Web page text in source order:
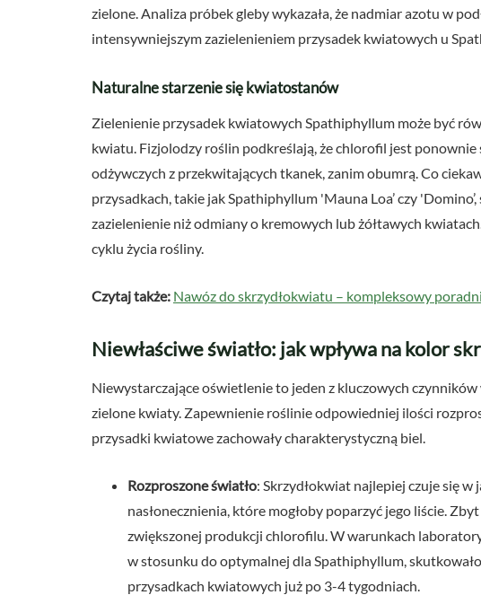
zielone. Analiza próbek gleby wykazała, że nadmiar azotu w
intensywniejszym zazielenieniem przysadek kwiatowych u
Naturalne starzenie się kwiatostanów
Zielenienie przysadek kwiatowych Spathiphyllum może być
kwiatu. Fizjolodzy roślin podkreślają, że chlorofil jest
odżywczych z przekwitających tkanek, zanim obumrą. Co
przysadkach, takie jak Spathiphyllum 'Mauna Loa’ czy
zazielenienie niż odmiany o kremowych lub żółtawych
cyklu życia rośliny.
Czytaj także: Nawóz do skrzydłokwiatu – kompleksowy
Niewłaściwe światło: jak wpływa na kolor
Niewystarczające oświetlenie to jeden z kluczowych
zielone kwiaty. Zapewnienie roślinie odpowiedniej ilości
przysadki kwiatowe zachowały charakterystyczną biel.
Rozproszone światło: Skrzydłokwiat najlepiej czuje się w
nasłonecznienia, które mogłoby poparzyć jego liście.
zwiększonej produkcji chlorofilu. W warunkach
w stosunku do optymalnej dla Spathiphyllum,
przysadkach kwiatowych już po 3-4 tygodniach.